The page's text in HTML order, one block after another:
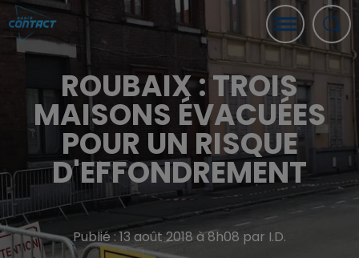
ROUBAIX : TROIS
MAISONS ÉVACUÉES
POUR UN RISQUE
D'EFFONDREMENT
Publié : 13 août 2018 à 8h08 par I.D.